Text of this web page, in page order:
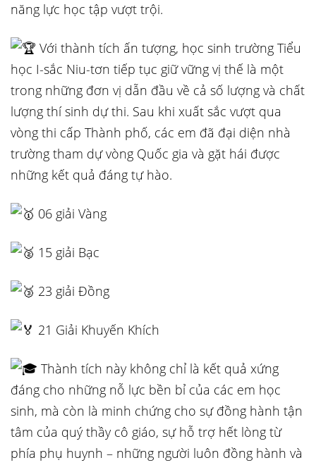
năng lực học tập vượt trội.
Với thành tích ấn tượng, học sinh trường Tiểu
học I-sắc Niu-tơn tiếp tục giữ vững vị thế là một
trong những đơn vị dẫn đầu về cả số lượng và chất
lượng thí sinh dự thi. Sau khi xuất sắc vượt qua
vòng thi cấp Thành phố, các em đã đại diện nhà
trường tham dự vòng Quốc gia và gặt hái được
những kết quả đáng tự hào.
06 giải Vàng
15 giải Bạc
23 giải Đồng
21 Giải Khuyến Khích
Thành tích này không chỉ là kết quả xứng
đáng cho những nỗ lực bền bỉ của các em học
sinh, mà còn là minh chứng cho sự đồng hành tận
tâm của quý thầy cô giáo, sự hỗ trợ hết lòng từ
phía phụ huynh – những người luôn đồng hành và